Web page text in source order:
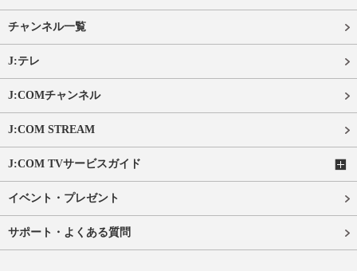
チャンネル一覧
J:テレ
J:COMチャンネル
J:COM STREAM
J:COM TVサービスガイド
イベント・プレゼント
サポート・よくある質問